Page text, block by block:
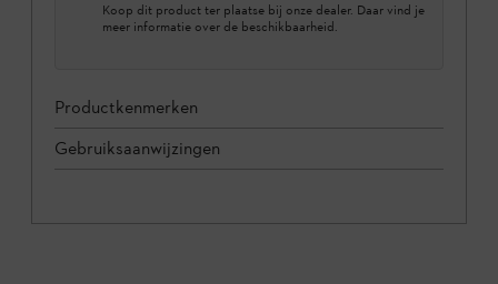
Koop dit product ter plaatse bij onze dealer. Daar vind je
meer informatie over de beschikbaarheid.
Productkenmerken
Gebruiksaanwijzingen